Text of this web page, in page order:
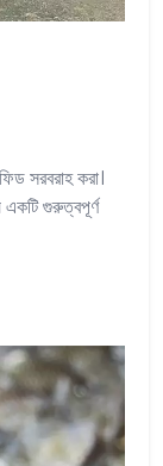
সরবরাহ করা।
গুরুত্বপূর্ণ